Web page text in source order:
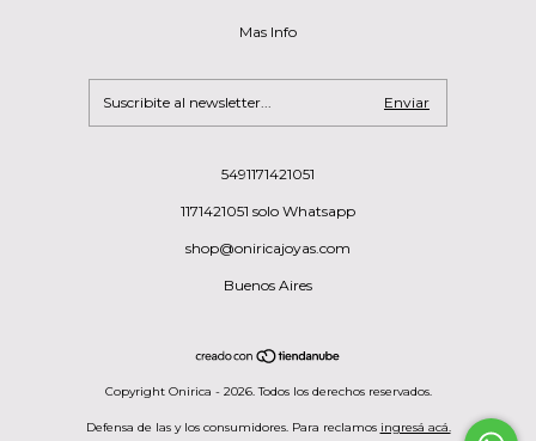
Mas Info
5491171421051
1171421051 solo Whatsapp
shop@oniricajoyas.com
Buenos Aires
Copyright Onirica - 2026. Todos los derechos reservados.
Defensa de las y los consumidores. Para reclamos ingresá acá.